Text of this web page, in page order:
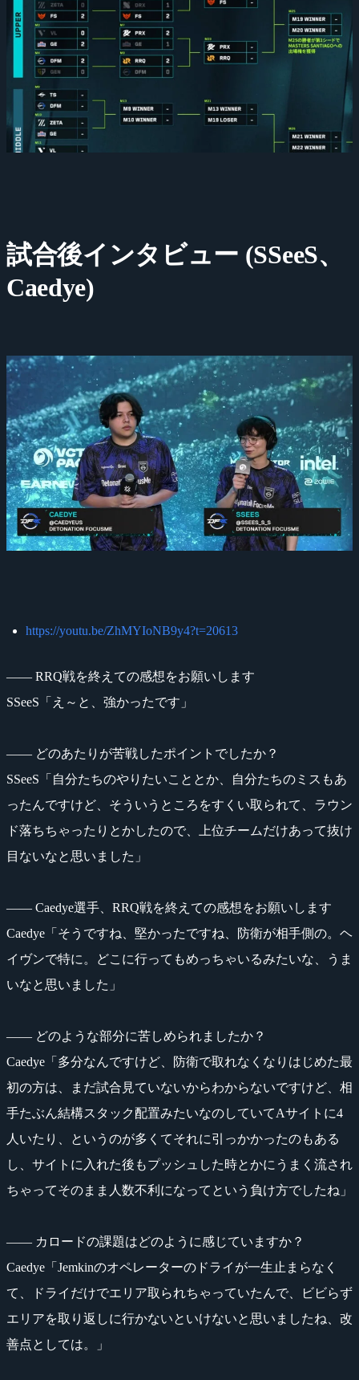
試合後インタビュー (SSeeS、
Caedye)
https://youtu.be/ZhMYIoNB9y4?t=20613
―― RRQ戦を終えての感想をお願いします
SSeeS「え～と、強かったです」
―― どのあたりが苦戦したポイントでしたか？
SSeeS「自分たちのやりたいこととか、自分たちのミスもあ
ったんですけど、そういうところをすくい取られて、ラウン
ド落ちちゃったりとかしたので、上位チームだけあって抜け
目ないなと思いました」
―― Caedye選手、RRQ戦を終えての感想をお願いします
Caedye「そうですね、堅かったですね、防衛が相手側の。ヘ
イヴンで特に。どこに行ってもめっちゃいるみたいな、うま
いなと思いました」
―― どのような部分に苦しめられましたか？
Caedye「多分なんですけど、防衛で取れなくなりはじめた最
初の方は、まだ試合見ていないからわからないですけど、相
手たぶん結構スタック配置みたいなのしていてAサイトに4
人いたり、というのが多くてそれに引っかかったのもある
し、サイトに入れた後もプッシュした時とかにうまく流され
ちゃってそのまま人数不利になってという負け方でしたね」
―― カロードの課題はどのように感じていますか？
Caedye「Jemkinのオペレーターのドライが一生止まらなく
て、ドライだけでエリア取られちゃっていたんで、ビビらず
エリアを取り返しに行かないといけないと思いましたね、改
善点としては。」